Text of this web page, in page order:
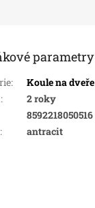
parametry
:
Koule na dveře
:
2 roky
8592218050516
: antracit